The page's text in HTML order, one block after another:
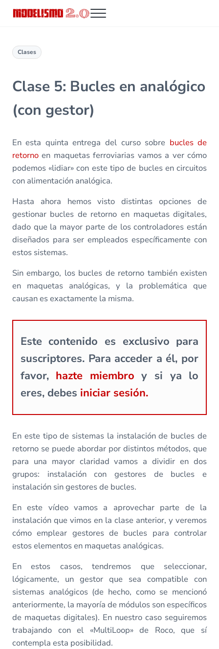
Menu
Clases
Clase 5: Bucles en analógico
(con gestor)
En esta quinta entrega del curso sobre bucles de
retornoen maquetas ferroviarias vamos a ver cómo
podemos «lidiar» con este tipo de bucles en circuitos
con alimentación analógica.
Hasta ahora hemos visto distintas opciones de
gestionar bucles de retorno en maquetas digitales,
dado que la mayor parte de los controladores están
diseñados para ser empleados específicamente con
estos sistemas.
Sin embargo, los bucles de retorno también existen
en maquetas analógicas, y la problemática que
causan es exactamente la misma.
Este contenido es exclusivo para
suscriptores. Para acceder a él, por
favor, hazte miembro y si ya lo
eres, debes iniciar sesión.
En este tipo de sistemas la instalación de bucles de
retorno se puede abordar por distintos métodos, que
para una mayor claridad vamos a dividir en dos
grupos: instalación con gestores de bucles e
instalación sin gestores de bucles.
En este vídeo vamos a aprovechar parte de la
instalación que vimos en la clase anterior, y veremos
cómo emplear gestores de bucles para controlar
estos elementos en maquetas analógicas.
En estos casos, tendremos que seleccionar,
lógicamente, un gestor que sea compatible con
sistemas analógicos (de hecho, como se mencionó
anteriormente, la mayoría de módulos son específicos
de maquetas digitales). En nuestro caso seguiremos
trabajando con el «MultiLoop» de Roco, que sí
contempla esta posibilidad.